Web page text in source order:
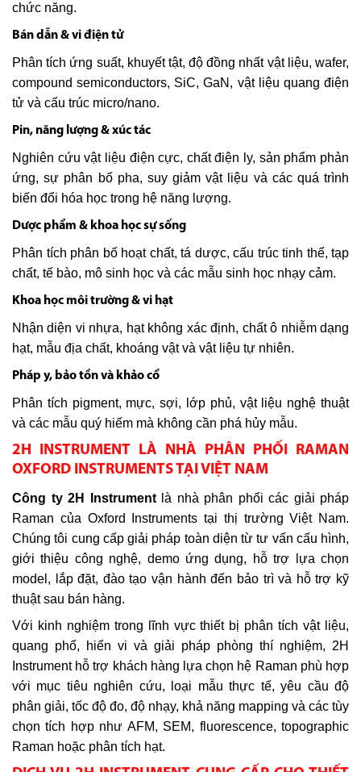
chức năng.
Bán dẫn & vi điện tử
Phân tích ứng suất, khuyết tật, độ đồng nhất vật liệu, wafer,
compound semiconductors, SiC, GaN, vật liệu quang điện
tử và cấu trúc micro/nano.
Pin, năng lượng & xúc tác
Nghiên cứu vật liệu điện cực, chất điện ly, sản phẩm phản
ứng, sự phân bố pha, suy giảm vật liệu và các quá trình
biến đổi hóa học trong hệ năng lượng.
Dược phẩm & khoa học sự sống
Phân tích phân bố hoạt chất, tá dược, cấu trúc tinh thể, tạp
chất, tế bào, mô sinh học và các mẫu sinh học nhạy cảm.
Khoa học môi trường & vi hạt
Nhận diện vi nhựa, hạt không xác định, chất ô nhiễm dạng
hạt, mẫu địa chất, khoáng vật và vật liệu tự nhiên.
Pháp y, bảo tồn và khảo cổ
Phân tích pigment, mực, sợi, lớp phủ, vật liệu nghệ thuật
và các mẫu quý hiếm mà không cần phá hủy mẫu.
2H INSTRUMENT LÀ NHÀ PHÂN PHỐI RAMAN
OXFORD INSTRUMENTS TẠI VIỆT NAM
Công ty 2H Instrumentlà nhà phân phối các giải pháp
Raman của Oxford Instruments tại thị trường Việt Nam.
Chúng tôi cung cấp giải pháp toàn diện từ tư vấn cấu hình,
giới thiệu công nghệ, demo ứng dụng, hỗ trợ lựa chọn
model, lắp đặt, đào tạo vận hành đến bảo trì và hỗ trợ kỹ
thuật sau bán hàng.
Với kinh nghiệm trong lĩnh vực thiết bị phân tích vật liệu,
quang phổ, hiển vi và giải pháp phòng thí nghiệm, 2H
Instrument hỗ trợ khách hàng lựa chọn hệ Raman phù hợp
với mục tiêu nghiên cứu, loại mẫu thực tế, yêu cầu độ
phân giải, tốc độ đo, độ nhạy, khả năng mapping và các tùy
chọn tích hợp như AFM, SEM, fluorescence, topographic
Raman hoặc phân tích hạt.